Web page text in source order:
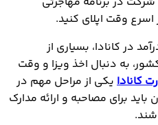
وقت اپلای کنید.
در کانادا، بسیاری از
به دنبال اخذ ویزا و وقت
کانادا یکی از مراحل مهم در
برای مصاحبه و ارائه مدارک